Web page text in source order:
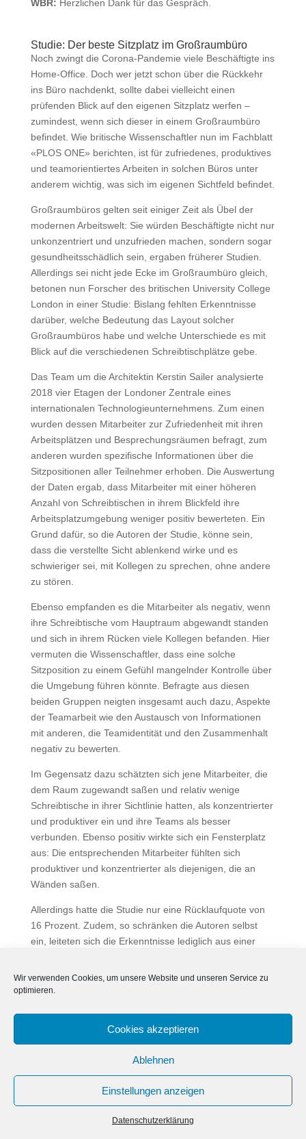
Wir verwenden Cookies, um unsere Website und unseren Service zu
optimieren.
Cookies akzeptieren
Ablehnen
Einstellungen anzeigen
Datenschutzerklärung
WBR: Herzlichen Dank für das Gespräch.
Studie: Der beste Sitzplatz im Großraumbüro
Noch zwingt die Corona-Pandemie viele Beschäftigte ins
Home-Office. Doch wer jetzt schon über die Rückkehr
ins Büro nachdenkt, sollte dabei vielleicht einen
prüfenden Blick auf den eigenen Sitzplatz werfen –
zumindest, wenn sich dieser in einem Großraumbüro
befindet. Wie britische Wissenschaftler nun im Fachblatt
«PLOS ONE» berichten, ist für zufriedenes, produktives
und teamorientiertes Arbeiten in solchen Büros unter
anderem wichtig, was sich im eigenen Sichtfeld befindet.
Großraumbüros gelten seit einiger Zeit als Übel der
modernen Arbeitswelt: Sie würden Beschäftigte nicht nur
unkonzentriert und unzufrieden machen, sondern sogar
gesundheitsschädlich sein, ergaben früherer Studien.
Allerdings sei nicht jede Ecke im Großraumbüro gleich,
betonen nun Forscher des britischen University College
London in einer Studie: Bislang fehlten Erkenntnisse
darüber, welche Bedeutung das Layout solcher
Großraumbüros habe und welche Unterschiede es mit
Blick auf die verschiedenen Schreibtischplätze gebe.
Das Team um die Architektin Kerstin Sailer analysierte
2018 vier Etagen der Londoner Zentrale eines
internationalen Technologieunternehmens. Zum einen
wurden dessen Mitarbeiter zur Zufriedenheit mit ihren
Arbeitsplätzen und Besprechungsräumen befragt, zum
anderen wurden spezifische Informationen über die
Sitzpositionen aller Teilnehmer erhoben. Die Auswertung
der Daten ergab, dass Mitarbeiter mit einer höheren
Anzahl von Schreibtischen in ihrem Blickfeld ihre
Arbeitsplatzumgebung weniger positiv bewerteten. Ein
Grund dafür, so die Autoren der Studie, könne sein,
dass die verstellte Sicht ablenkend wirke und es
schwieriger sei, mit Kollegen zu sprechen, ohne andere
zu stören.
Ebenso empfanden es die Mitarbeiter als negativ, wenn
ihre Schreibtische vom Hauptraum abgewandt standen
und sich in ihrem Rücken viele Kollegen befanden. Hier
vermuten die Wissenschaftler, dass eine solche
Sitzposition zu einem Gefühl mangelnder Kontrolle über
die Umgebung führen könnte. Befragte aus diesen
beiden Gruppen neigten insgesamt auch dazu, Aspekte
der Teamarbeit wie den Austausch von Informationen
mit anderen, die Teamidentität und den Zusammenhalt
negativ zu bewerten.
Im Gegensatz dazu schätzten sich jene Mitarbeiter, die
dem Raum zugewandt saßen und relativ wenige
Schreibtische in ihrer Sichtlinie hatten, als konzentrierter
und produktiver ein und ihre Teams als besser
verbunden. Ebenso positiv wirkte sich ein Fensterplatz
aus: Die entsprechenden Mitarbeiter fühlten sich
produktiver und konzentrierter als diejenigen, die an
Wänden saßen.
Allerdings hatte die Studie nur eine Rücklaufquote von
16 Prozent. Zudem, so schränken die Autoren selbst
ein, leiteten sich die Erkenntnisse lediglich aus einer
Untersuchungen nötig, um zu überprüfen, ob sich die
Ergebnisse verallgemeinern ließen.
Insgesamt berichteten Mitarbeiter in kleineren
Großraumbüros über eine höhere Zufriedenheit mit dem
Zusammenhalt im Team, dem Austausch von
Informationen mit Kollegen, der Konzentration und dem
produktiven Arbeiten. Gerade in der Technologiebranche
sei der Trend indes ein ganz anderer: «In den letzten
Jahren haben viele große Technologieunternehmen
„Kathedralen“ der Interaktion geplant oder gebaut,